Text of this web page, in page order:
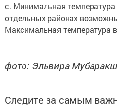
с. Минимальная
отдельных районах
Максимальная температура
фото: Эльвира
Следите за самым